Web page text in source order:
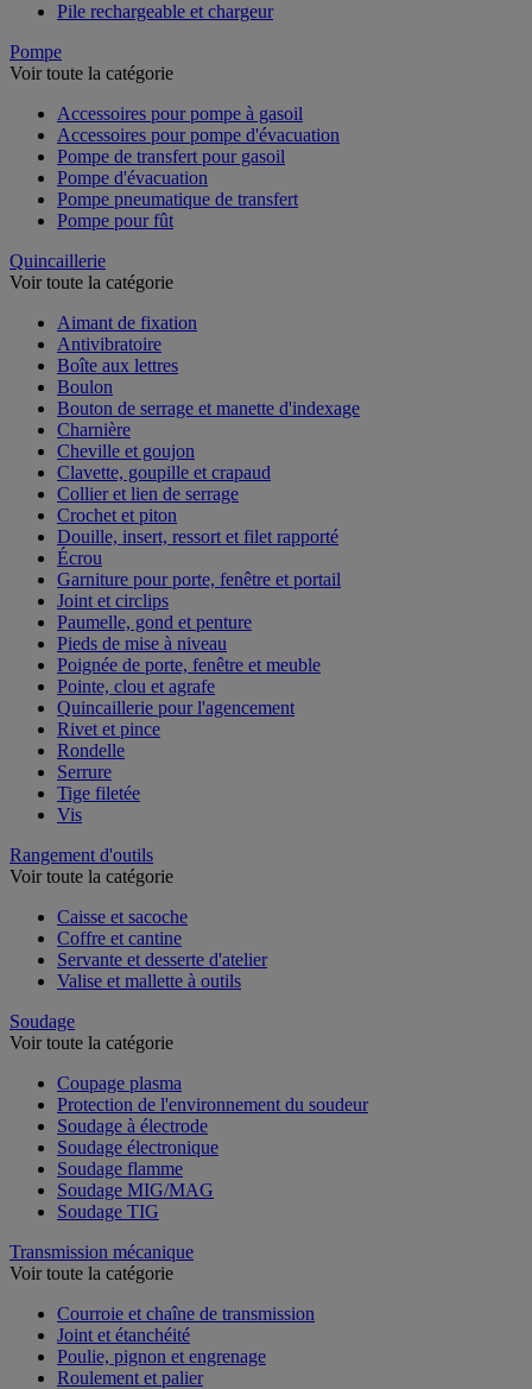
Pile rechargeable et chargeur
Pompe
Voir toute la catégorie
Accessoires pour pompe à gasoil
Accessoires pour pompe d'évacuation
Pompe de transfert pour gasoil
Pompe d'évacuation
Pompe pneumatique de transfert
Pompe pour fût
Quincaillerie
Voir toute la catégorie
Aimant de fixation
Antivibratoire
Boîte aux lettres
Boulon
Bouton de serrage et manette d'indexage
Charnière
Cheville et goujon
Clavette, goupille et crapaud
Collier et lien de serrage
Crochet et piton
Douille, insert, ressort et filet rapporté
Écrou
Garniture pour porte, fenêtre et portail
Joint et circlips
Paumelle, gond et penture
Pieds de mise à niveau
Poignée de porte, fenêtre et meuble
Pointe, clou et agrafe
Quincaillerie pour l'agencement
Rivet et pince
Rondelle
Serrure
Tige filetée
Vis
Rangement d'outils
Voir toute la catégorie
Caisse et sacoche
Coffre et cantine
Servante et desserte d'atelier
Valise et mallette à outils
Soudage
Voir toute la catégorie
Coupage plasma
Protection de l'environnement du soudeur
Soudage à électrode
Soudage électronique
Soudage flamme
Soudage MIG/MAG
Soudage TIG
Transmission mécanique
Voir toute la catégorie
Courroie et chaîne de transmission
Joint et étanchéité
Poulie, pignon et engrenage
Roulement et palier